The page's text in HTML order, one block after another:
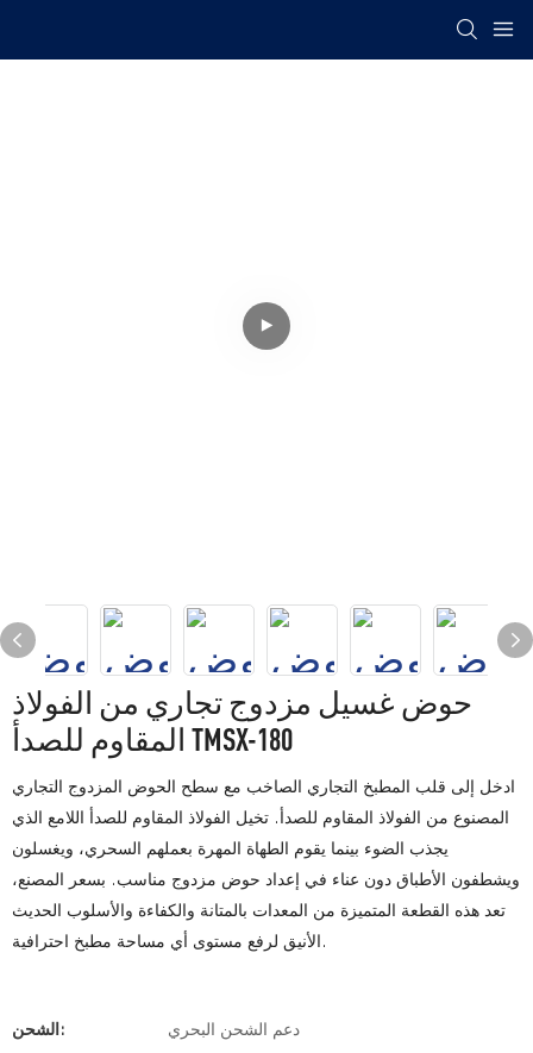
حوض غسيل مزدوج تجاري من الفولاذ
المقاوم للصدأ TMSX-180
ادخل إلى قلب المطبخ التجاري الصاخب مع سطح الحوض المزدوج التجاري
المصنوع من الفولاذ المقاوم للصدأ. تخيل الفولاذ المقاوم للصدأ اللامع الذي
يجذب الضوء بينما يقوم الطهاة المهرة بعملهم السحري، ويغسلون
ويشطفون الأطباق دون عناء في إعداد حوض مزدوج مناسب. بسعر المصنع،
تعد هذه القطعة المتميزة من المعدات بالمتانة والكفاءة والأسلوب الحديث
الأنيق لرفع مستوى أي مساحة مطبخ احترافية.
الشحن: دعم الشحن البحري